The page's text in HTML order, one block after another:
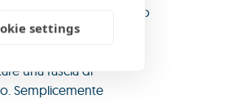
di andare a farsi un giro
dieci anni. Il team di
e la cosa mi ha
una fascia di
Semplicemente
settings